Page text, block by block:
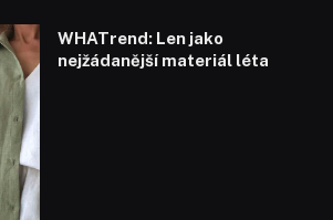
WHATrend: Len jako
nejžádanější materiál léta